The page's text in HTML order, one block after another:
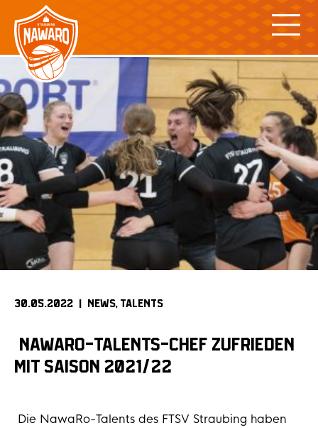
content
30.05.2022 | NEWS TALENTS
NAWARO-TALENTS-CHEF ZUFRIEDEN
MIT SAISON 2021/22
Die NawaRo-Talents des FTSV Straubing haben